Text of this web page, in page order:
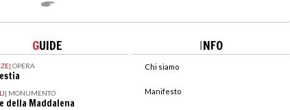
GUIDE
| OPERA
| MONUMENTO
della Maddalena
INFO
Chi siamo
Manifesto